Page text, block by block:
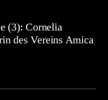
(3): Cornelia
des Vereins Amica